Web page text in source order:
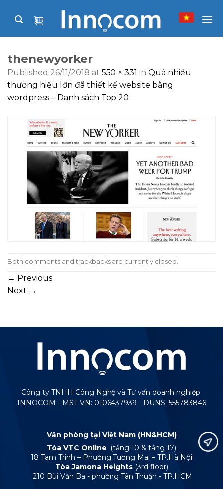
thenewyorker
Published 26/11/2018 at 550 × 331 in Quá nhiều
thương hiệu lớn đã thiết kế website bằng
wordpress – Danh sách Top 20
Both comments and trackbacks are currently closed.
← Previous
Next →
Công ty TNHH Công Nghệ và Tư vấn doanh nghiệp
INNOCOM - MST VN: 0106437939 - DUNS: 555783846
Văn phòng tại Việt Nam (HN&HCM)
Tòa VTC Online
(tầng 10 & tầng 17)
18 Tam Trinh – Phường Tương Mai – TP.Hà Nội
Tòa Jamona Heights (3rd floor)
210 Bùi Văn Ba - phường Tân Thuận - TP.HCM